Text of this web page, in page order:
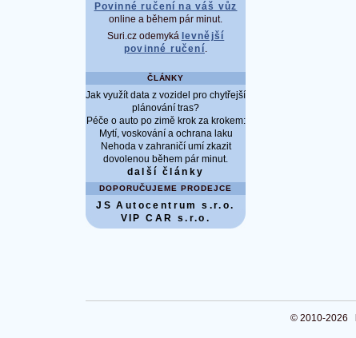
Povinné ručení na váš vůz
online a během pár minut.
Suri.cz odemyká levnější
povinné ručení.
ČLÁNKY
Jak využít data z vozidel pro chytřejší
plánování tras?
Péče o auto po zimě krok za krokem:
Mytí, voskování a ochrana laku
Nehoda v zahraničí umí zkazit
dovolenou během pár minut.
další články
DOPORUČUJEME PRODEJCE
JS Autocentrum s.r.o.
VIP CAR s.r.o.
© 2010-2026